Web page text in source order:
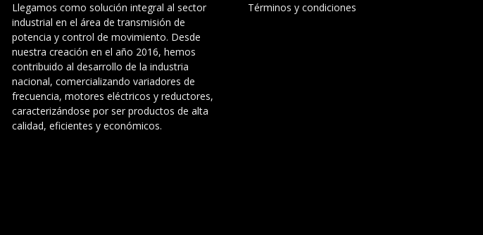
Llegamos como solución integral al sector
industrial en el área de transmisión de
potencia y control de movimiento. Desde
nuestra creación en el año 2016, hemos
contribuido al desarrollo de la industria
nacional, comercializando variadores de
frecuencia, motores eléctricos y reductores,
caracterizándose por ser productos de alta
calidad, eficientes y económicos.
Términos y condiciones